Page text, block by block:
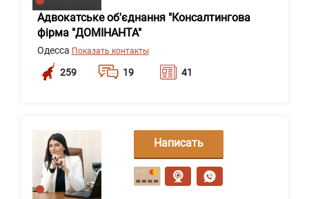
Адвокатське об'єднання "Консалтингова
фірма "ДОМІНАНТА"
Одесса Показать контакты
259 19 41
Написать
сообщение